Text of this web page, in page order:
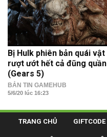
Bị Hulk phiên bản quái vật
rượt ướt hết cả đũng quần
(Gears 5)
BẢN TIN GAMEHUB
5/6/20 lúc 16:23
TRANG CHỦ GIFTCODE